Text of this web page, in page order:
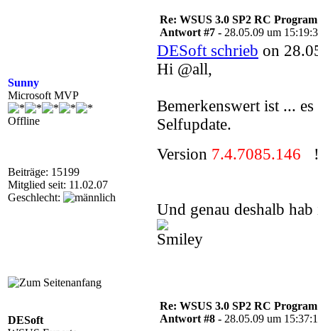
Sunny
Microsoft MVP
Offline
Beiträge: 15199
Mitglied seit: 11.02.07
Geschlecht:
Re: WSUS 3.0 SP2 RC
Antwort #7 - 28.05.09 um
DESoft schrieb on
Hi @all,
Bemerkenswert ist ...
Selfupdate.
Version 7.4.7085.146
Und genau deshalb
DESoft
Re: WSUS 3.0 SP2 RC
Antwort #8 - 28.05.09 um